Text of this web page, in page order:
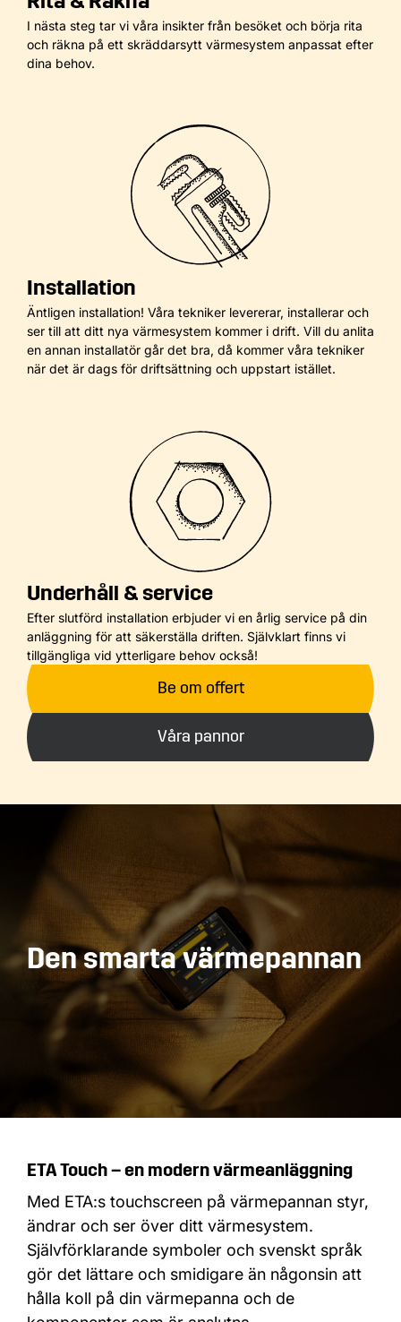
I nästa steg tar vi våra insikter från besöket och börja rita
och räkna på ett skräddarsytt värmesystem anpassat efter
dina behov.
Installation
Äntligen installation! Våra tekniker levererar, installerar och
ser till att ditt nya värmesystem kommer i drift. Vill du anlita
en annan installatör går det bra, då kommer våra tekniker
när det är dags för driftsättning och uppstart istället.
Underhåll & service
Efter slutförd installation erbjuder vi en årlig service på din
anläggning för att säkerställa driften. Självklart finns vi
tillgängliga vid ytterligare behov också!
Be om offert
Våra pannor
Den smarta värmepannan
ETA Touch – en modern värmeanläggning
Med ETA:s touchscreen på värmepannan styr,
ändrar och ser över ditt värmesystem.
Självförklarande symboler och svenskt språk
gör det lättare och smidigare än någonsin att
hålla koll på din värmepanna och de